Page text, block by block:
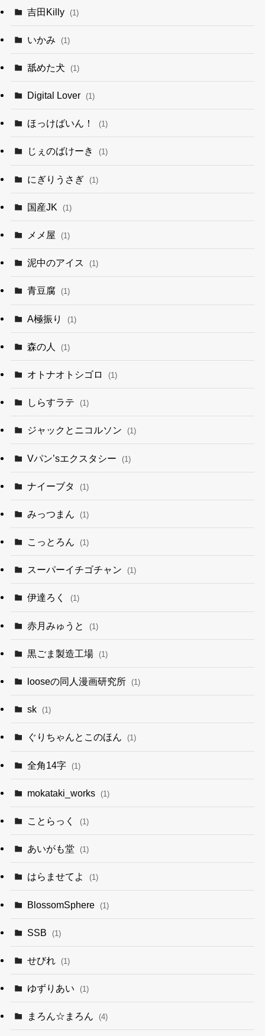
吉田Killy (1)
いかみ (1)
舐めた犬 (1)
Digital Lover (1)
ほっけばいん！ (1)
じぇのばけーき (1)
にぎりうさぎ (1)
国産JK (1)
メメ屋 (1)
泥中のアイス (1)
青豆腐 (1)
A極振り (1)
森の人 (1)
オトナオトシゴロ (1)
しらすラテ (1)
ジャックとニコルソン (1)
Vパン’sエクスタシー (1)
ナイーブタ (1)
みっつまん (1)
こっとろん (1)
スーパーイチゴチャン (1)
伊達ろく (1)
赤月みゅうと (1)
黒ごま製造工場 (1)
looseの同人漫画研究所 (1)
sk (1)
ぐりちゃんとこのほん (1)
全角14字 (1)
mokataki_works (1)
ことらっく (1)
あいがも堂 (1)
はらませてよ (1)
BlossomSphere (1)
SSB (1)
せびれ (1)
ゆずりあい (1)
まろん☆まろん (4)